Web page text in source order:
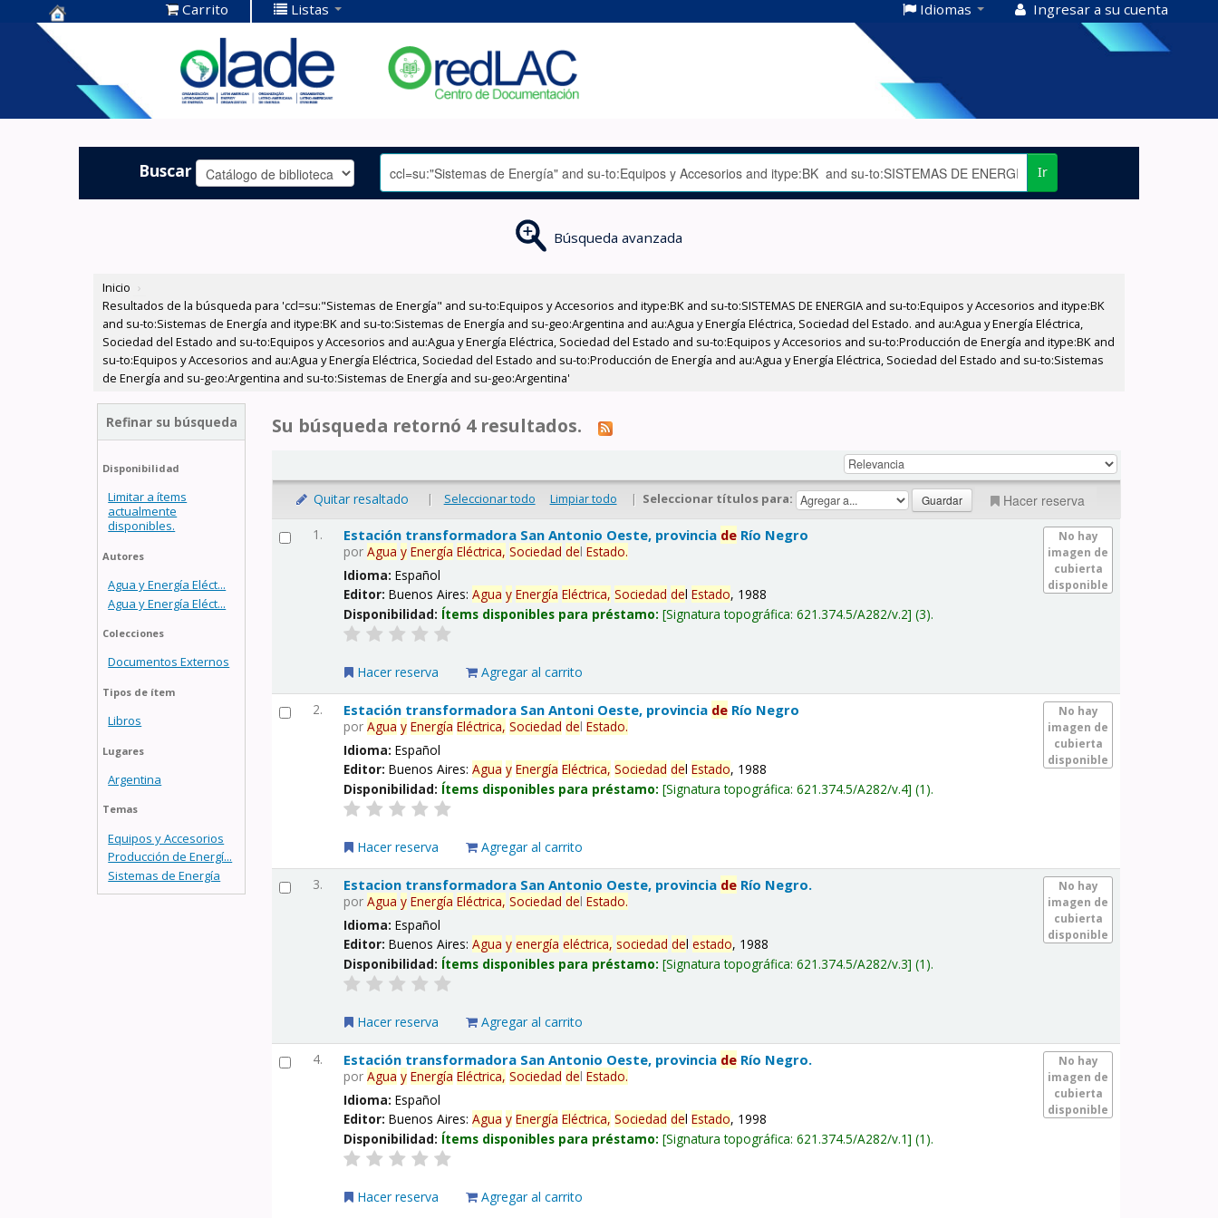
Centro de
Documentación
OLADE -
Carrito Listas Idiomas Ingresar a su cuenta
Buscar Ir
Búsqueda avanzada
Inicio ›
Resultados de la búsqueda para 'ccl=su:"Sistemas de Energía" and su-to:Equipos y Accesorios and itype:BK and su-to:SISTEMAS DE ENERGIA and su-to:Equipos y Accesorios and itype:BK
and su-to:Sistemas de Energía and itype:BK and su-to:Sistemas de Energía and su-geo:Argentina and au:Agua y Energía Eléctrica, Sociedad del Estado. and au:Agua y Energía Eléctrica,
Sociedad del Estado and su-to:Equipos y Accesorios and au:Agua y Energía Eléctrica, Sociedad del Estado and su-to:Equipos y Accesorios and su-to:Producción de Energía and itype:BK and
su-to:Equipos y Accesorios and au:Agua y Energía Eléctrica, Sociedad del Estado and su-to:Producción de Energía and au:Agua y Energía Eléctrica, Sociedad del Estado and su-to:Sistemas
de Energía and su-geo:Argentina and su-to:Sistemas de Energía and su-geo:Argentina'
Refinar su búsqueda
Disponibilidad
Limitar a ítems
actualmente
disponibles.
Autores
Agua y Energía Eléct...
Agua y Energía Eléct...
Colecciones
Documentos Externos
Tipos de ítem
Libros
Lugares
Argentina
Temas
Equipos y Accesorios
Producción de Energí...
Sistemas de Energía
Su búsqueda retornó 4 resultados.
Quitar resaltado | Seleccionar todo Limpiar todo | Seleccionar títulos para: Hacer reserva
1.
No hay
imagen de
cubierta
disponible
Estación transformadora San Antonio Oeste, provincia de Río Negro
porAgua y Energía Eléctrica, Sociedad delEstado.
Idioma:Español
Editor:Buenos Aires:Agua y Energía Eléctrica, Sociedad delEstado, 1988
Disponibilidad: Ítems disponibles para préstamo: Signatura topográfica:621.374.5/A282/v.2 (3).
Hacer reserva Agregar al carrito
2.
No hay
imagen de
cubierta
disponible
Estación transformadora San Antoni Oeste, provincia de Río Negro
porAgua y Energía Eléctrica, Sociedad delEstado.
Idioma:Español
Editor:Buenos Aires:Agua y Energía Eléctrica, Sociedad delEstado, 1988
Disponibilidad: Ítems disponibles para préstamo: Signatura topográfica:621.374.5/A282/v.4 (1).
Hacer reserva Agregar al carrito
3.
No hay
imagen de
cubierta
disponible
Estacion transformadora San Antonio Oeste, provincia de Río Negro.
porAgua y Energía Eléctrica, Sociedad delEstado.
Idioma:Español
Editor:Buenos Aires:Agua y energía eléctrica, sociedad delestado, 1988
Disponibilidad: Ítems disponibles para préstamo: Signatura topográfica:621.374.5/A282/v.3 (1).
Hacer reserva Agregar al carrito
4.
No hay
imagen de
cubierta
disponible
Estación transformadora San Antonio Oeste, provincia de Río Negro.
porAgua y Energía Eléctrica, Sociedad delEstado.
Idioma:Español
Editor:Buenos Aires:Agua y Energía Eléctrica, Sociedad delEstado, 1998
Disponibilidad: Ítems disponibles para préstamo: Signatura topográfica:621.374.5/A282/v.1 (1).
Hacer reserva Agregar al carrito